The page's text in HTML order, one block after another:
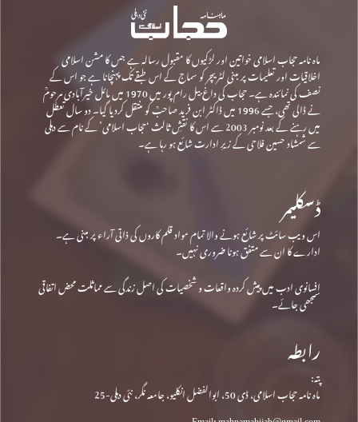
ماہ نامہ حجاب اسلامی خواتین اور لڑکیوں کا مقبول رسالہ ہے جس کا مشن اسلامی
اخلاقیات اور تعلیمات پر مبنی لٹریچر کو سماج کے اس طبقے تک پہنچانا ہے جو اس کے
نصف کی نمائندہ ہے۔ حجاب کی داغ بیل رام پور میں 1970 میں مائل خیرآبادی مرحومؒ
نے ڈالی تھی، جسے 1996 میں ڈاکٹر ابن فرید صاحبؒ کو منتقل کردیا گیا۔ دو سال تعطل
میں رہنے کے بعد نومبر 2003 سے اس کا نقشِ ثالث ‘حجاب اسلامی’ کے نام سے دہلی
سے شمشاد حسین فلاحی کے زیرِ ادارت شائع ہو رہا ہے۔
ڈسکلیمر
اس ویب سائٹ پر شائع ہونے والا تمام مواد قلم کاروں کی ذاتی آراء پر مبنی ہے۔
ادارے کا ان سے متفق ہونا ضروری نہیں۔
افسانوی ادب میں پیش کردہ واقعات و شخصیات کی اصل زندگی سے مماثلت محض اتفاقی
سمجھی جائے۔
رابطہ
پتہ:
ماہ نامہ حجاب اسلامی، ڈی 50، ابوالفضل انکلیو، جامعہ نگر، نئی دہلی-25